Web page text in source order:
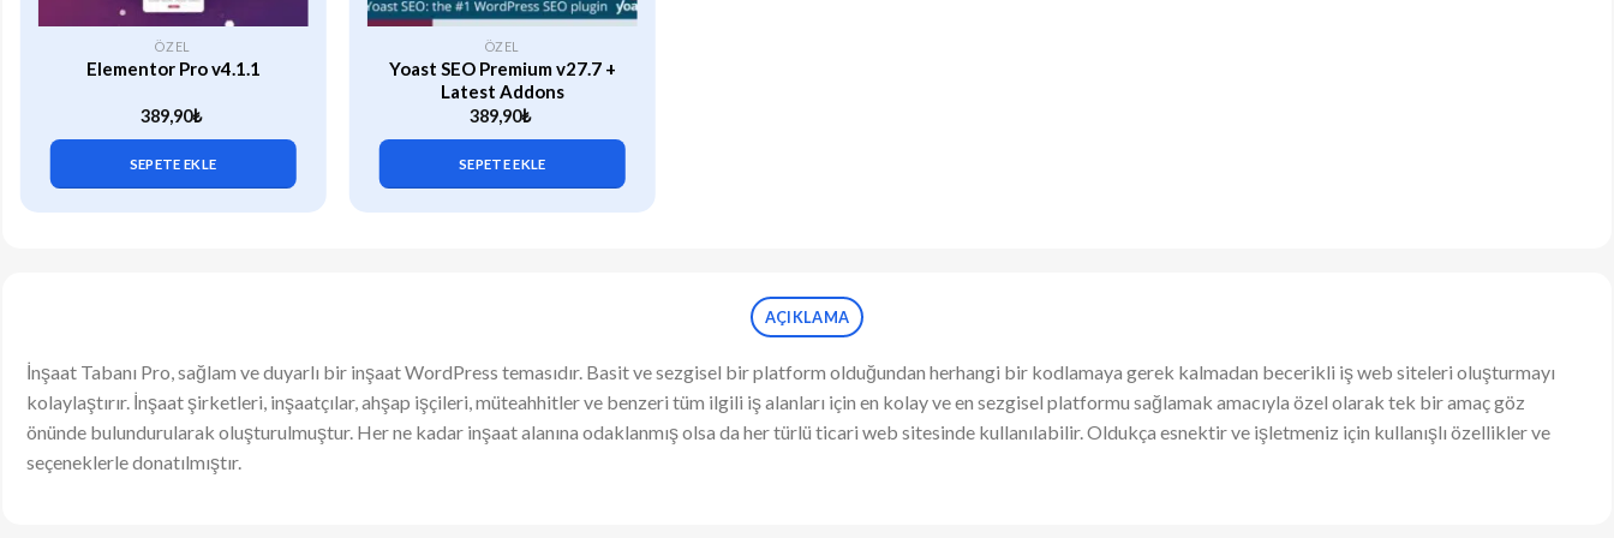
ÖZEL
Elementor Pro v4.1.1
389,90₺
SEPETE EKLE
ÖZEL
Yoast SEO Premium v27.7 +
Latest Addons
389,90₺
SEPETE EKLE
AÇIKLAMA
İnşaat Tabanı Pro, sağlam ve duyarlı bir inşaat WordPress temasıdır. Basit ve sezgisel bir platform olduğundan herhangi bir kodlamaya gerek kalmadan becerikli iş web siteleri oluşturmayı
kolaylaştırır. İnşaat şirketleri, inşaatçılar, ahşap işçileri, müteahhitler ve benzeri tüm ilgili iş alanları için en kolay ve en sezgisel platformu sağlamak amacıyla özel olarak tek bir amaç göz
önünde bulundurularak oluşturulmuştur. Her ne kadar inşaat alanına odaklanmış olsa da her türlü ticari web sitesinde kullanılabilir. Oldukça esnektir ve işletmeniz için kullanışlı özellikler ve
seçeneklerle donatılmıştır.